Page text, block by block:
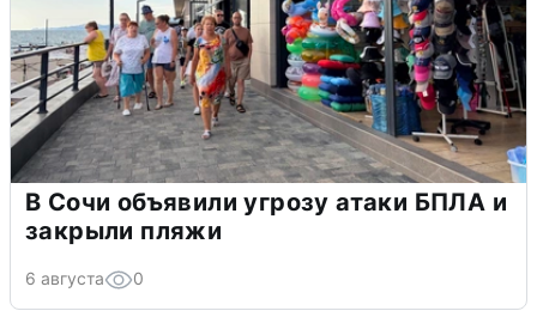
В Сочи объявили угрозу атаки БПЛА и
закрыли пляжи
6 августа 0